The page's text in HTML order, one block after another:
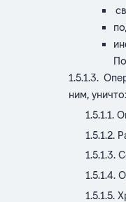
ним,